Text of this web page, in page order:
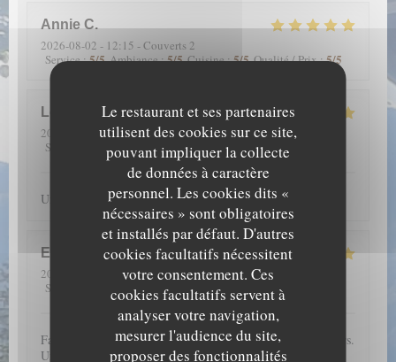
Le restaurant et ses partenaires
utilisent des cookies sur ce site,
pouvant impliquer la collecte
de données à caractère
personnel. Les cookies dits «
nécessaires » sont obligatoires
et installés par défaut. D'autres
cookies facultatifs nécessitent
votre consentement. Ces
cookies facultatifs servent à
analyser votre navigation,
mesurer l'audience du site,
proposer des fonctionnalités
Annie C
2026-08-02 - 12:15 - Couverts 2
Service:5/5 Ambiance:5/5 Cuisine:5/5 Qualité / Prix:5/5
Louise
2026-07-23
- 20:00 - Couverts 6
Service
Ambiance : 5/5 Cuisine : 5 /5 Qualité / Prix
Un accueil chaleureux, avec beaucoup de joie et de sourires
EmmanuelleA
2026-07-17
- 13:00 - Couverts 4
Service
Ambiance 5 Cuisine Qualité / Prix
Fantastique emplacement et une carte qui nous régale toujours.
Une mention spéciale aux pâtisseries qui sont merveilleuses à